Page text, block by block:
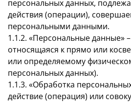
персональных данных,
действия (операции),
персональными данными.
1.1.2. «Персональные данные»
относящаяся к прямо или
или определяемому
персональных данных).
1.1.3. «Обработка
действие (операция) или